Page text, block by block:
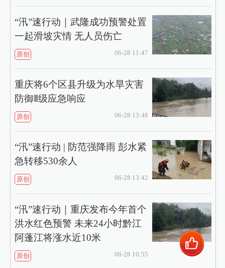
“汛”速行动｜武隆成功预警处置
一起滑坡灾情 无人员伤亡
原创 06-28 11:47
重庆将6个区县升级为水旱灾害
防御Ⅱ级应急响应
原创 06-28 13:48
“汛”速行动 | 防范强降雨 彭水紧
急转移530余人
原创 06-28 13:42
“汛”速行动｜重庆发布今年首个
洪水红色预警 未来24小时黔江
阿蓬江将涨水近10米
原创 06-28 10:55